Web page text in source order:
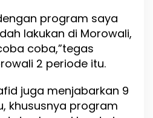
program saya
lakukan di Morowali,
coba,”tegas
2 periode itu.
juga menjabarkan 9
khususnya program